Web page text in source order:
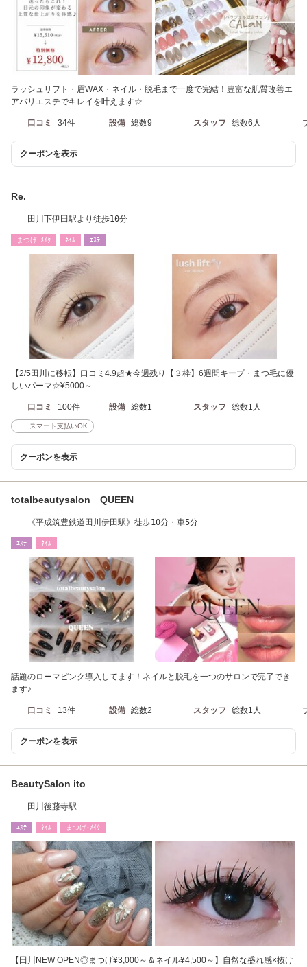
ラッシュリフト・眉WAX・ネイル・脱毛まで一度で完結！豊富な肌質改善エ
アバリエステでキレイを叶えます☆
口コミ 34件 設備 総数9 スタッフ 総数6人
クーポンを表示
Re.
田川下伊田駅より徒歩10分
まつげ･ﾒｲｸ ﾈｲﾙ ｴｽﾃ
【2/5田川に移転】口コミ4.9超★今週残り【３枠】6週間キープ・まつ毛に優
しいパーマ☆¥5000～
口コミ 100件 設備 総数1 スタッフ 総数1人
スマート支払いOK
クーポンを表示
totalbeautysalon QUEEN
《平成筑豊鉄道田川伊田駅》徒歩10分・車5分
ｴｽﾃ ﾈｲﾙ
話題のローマピンク導入してます！ネイルと脱毛を一つのサロンで完了でき
ます♪
口コミ 13件 設備 総数2 スタッフ 総数1人
クーポンを表示
BeautySalon ito
田川後藤寺駅
ｴｽﾃ ﾈｲﾙ まつげ･ﾒｲｸ
【田川NEW OPEN◎まつげ¥3,000～＆ネイル¥4,500～】自然な盛れ感×抜け